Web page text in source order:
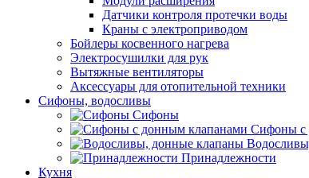
Датчики контроля протечки воды
Краны с электроприводом
Бойлеры косвенного нагрева
Электросушилки для рук
Вытяжные вентиляторы
Аксессуары для отопительной техники
Сифоны, водосливы
Сифоны
Сифоны с
Принадлежности
Кухня